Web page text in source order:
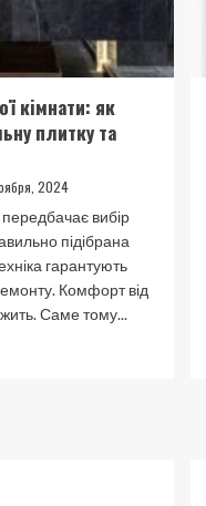
кімнати: як
плитку та
2024
вибір
підібрана
гарантують
Комфорт від
Саме тому...